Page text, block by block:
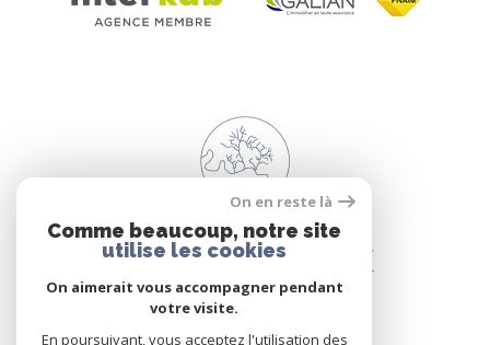
On en reste là
Comme beaucoup, notre site
utilise les cookies
On aimerait vous accompagner pendant
votre visite.
En poursuivant, vous acceptez l'utilisation des